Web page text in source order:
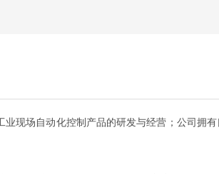
现场自动化控制产品的研发与经营；公司拥